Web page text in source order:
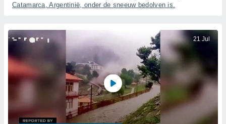
Catamarca, Argentinië, onder de sneeuw bedolven is.
21 Jul